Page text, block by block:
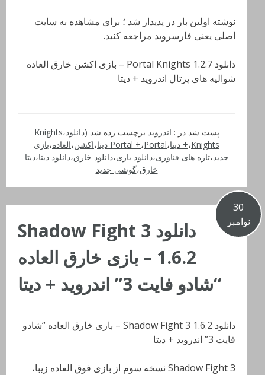
نوشته اولین بار در پدیدار شد ؛ برای مشاهده به سایت
اصلی یعنی فارسروید مراجعه کنید.
دانلود Portal Knights 1.2.7 – بازی اکشن خارق العاده
شوالیه های پرتال اندروید + دیتا
پست شد در : اندروید برچسب زده شد (دانلود،Knights
+،Knights دیتا ، Portal +،Portal دیتا ،اکشن،العاده،بازی
جدید،تازه های فناوری،دانلود بازی،دانلود خارق،دانلود دیتا،دیتا
خارق،گوشی جدید
30
نوامبر
دانلود Shadow Fight 3
1.6.2 – بازی خارق العاده
“شادو فایت 3” اندروید + دیتا
دانلود Shadow Fight 3 1.6.2 – بازی خارق العاده “شادو
فایت 3” اندروید + دیتا
Shadow Fight 3 نسخه سوم از بازی فوق العاده زیبا،